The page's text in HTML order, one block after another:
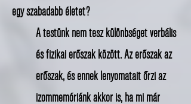
egy szabadabb életet?
A testünk nem tesz különbséget verbális
és fizikai erőszak között. Az erőszak az
erőszak, és ennek lenyomatait őrzi az
izommemóriánk akkor is, ha mi már